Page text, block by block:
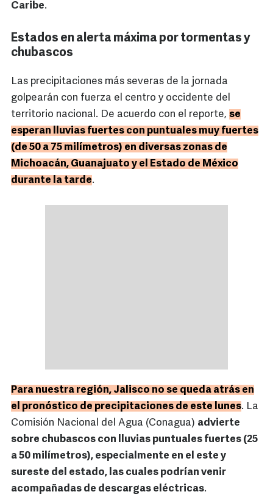
Caribe.
Estados en alerta máxima por tormentas y
chubascos
Las precipitaciones más severas de la jornada
golpearán con fuerza el centro y occidente del
territorio nacional. De acuerdo con el reporte, se
esperan lluvias fuertes con puntuales muy fuertes
(de 50 a 75 milímetros) en diversas zonas de
Michoacán, Guanajuato y el Estado de México
durante la tarde.
Para nuestra región, Jalisco no se queda atrás en
el pronóstico de precipitaciones de este lunes. La
Comisión Nacional del Agua (Conagua) advierte
sobre chubascos con lluvias puntuales fuertes (25
a 50 milímetros), especialmente en el este y
sureste del estado, las cuales podrían venir
acompañadas de descargas eléctricas.